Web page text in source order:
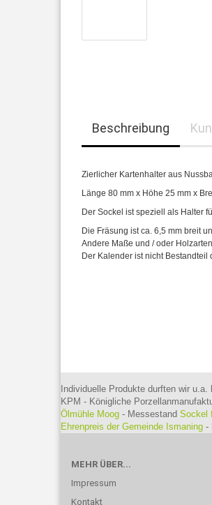
Beschreibung
Zierlicher Kartenhalter aus
Länge 80 mm x Höhe 25 mm x
Der Sockel ist speziell als Halter
Die Fräsung ist ca. 6,5 mm breit
Andere Maße und / oder
Der Kalender ist nicht
Individuelle Produkte durften wir
KPM - Königliche
Ölmühle Moog - Messestand Sockel
Ehrenpreis der Gemeinde Ismaning -
MEHR ÜBER...
Impressum
Kontakt